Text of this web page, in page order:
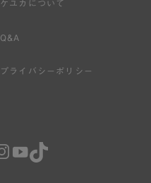
ケユカについて
Q&A
プライバシーポリシー